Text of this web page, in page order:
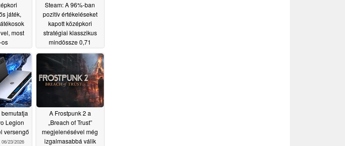
játék,
most
os
en
Steam: A 96%-ban
pozitív értékeléseket
kapott középkori
stratégiai klasszikus
mindössze 0,71
06/24/2026
Legion
versengő
06/23/2026
A Frostpunk 2 a
„Breach of Trust”
megjelenésével még
izgalmasabbá válik